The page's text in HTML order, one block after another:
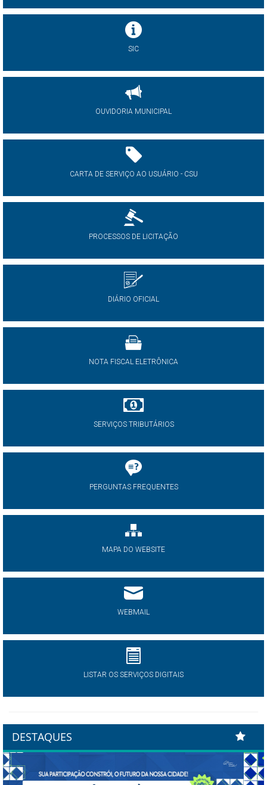
SIC
OUVIDORIA MUNICIPAL
CARTA DE SERVIÇO AO USUÁRIO - CSU
PROCESSOS DE LICITAÇÃO
DIÁRIO OFICIAL
NOTA FISCAL ELETRÔNICA
SERVIÇOS TRIBUTÁRIOS
PERGUNTAS FREQUENTES
MAPA DO WEBSITE
WEBMAIL
LISTAR OS SERVIÇOS DIGITAIS
DESTAQUES